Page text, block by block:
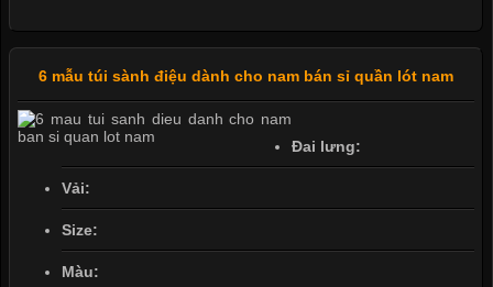
6 mẫu túi sành điệu dành cho nam bán sỉ quần lót nam
Đai lưng:
Vải:
Size:
Màu: